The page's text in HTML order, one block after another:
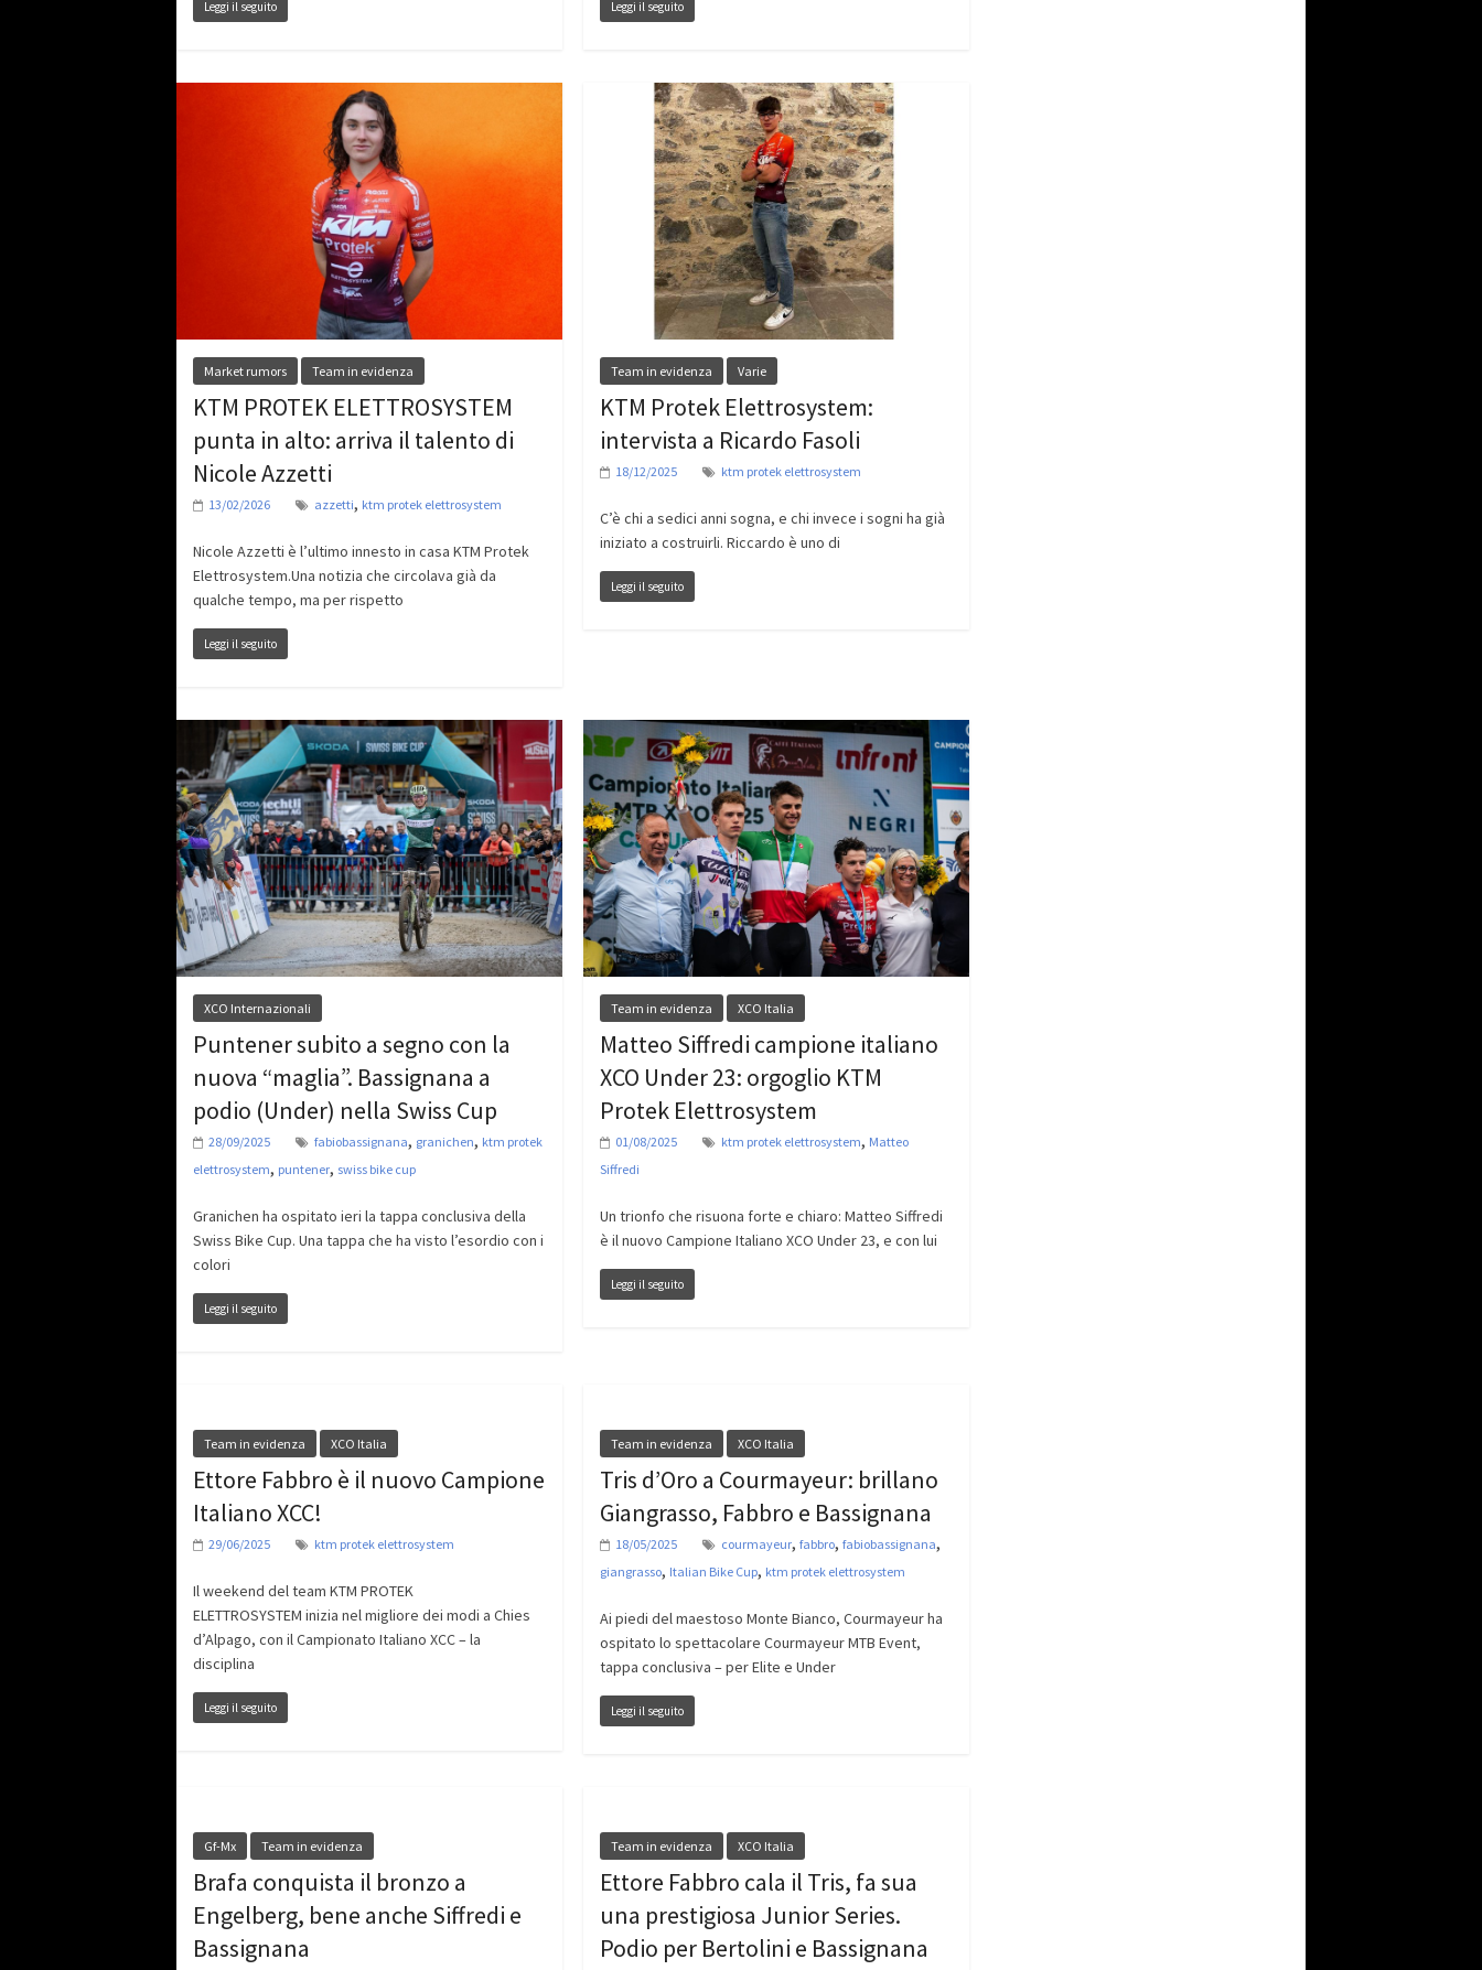
Leggi il seguito Leggi il seguito
Market rumors Team in evidenza
KTM PROTEK ELETTROSYSTEM
punta in alto: arriva il talento di
Nicole Azzetti
13/02/2026 azzetti, ktm protek elettrosystem
Nicole Azzetti è l’ultimo innesto in casa KTM Protek
Elettrosystem.Una notizia che circolava già da
qualche tempo, ma per rispetto
Leggi il seguito
Team in evidenza Varie
KTM Protek Elettrosystem:
intervista a Ricardo Fasoli
18/12/2025 ktm protek elettrosystem
C’è chi a sedici anni sogna, e chi invece i sogni ha già
iniziato a costruirli. Riccardo è uno di
Leggi il seguito
XCO Internazionali
Puntener subito a segno con la
nuova “maglia”. Bassignana a
podio (Under) nella Swiss Cup
28/09/2025 fabiobassignana, granichen, ktm protek
elettrosystem, puntener, swiss bike cup
Granichen ha ospitato ieri la tappa conclusiva della
Swiss Bike Cup. Una tappa che ha visto l’esordio con i
colori
Leggi il seguito
Team in evidenza XCO Italia
Matteo Siffredi campione italiano
XCO Under 23: orgoglio KTM
Protek Elettrosystem
01/08/2025 ktm protek elettrosystem, Matteo
Siffredi
Un trionfo che risuona forte e chiaro: Matteo Siffredi
è il nuovo Campione Italiano XCO Under 23, e con lui
Leggi il seguito
Team in evidenza XCO Italia
Ettore Fabbro è il nuovo Campione
Italiano XCC!
29/06/2025 ktm protek elettrosystem
Il weekend del team KTM PROTEK
ELETTROSYSTEM inizia nel migliore dei modi a Chies
d’Alpago, con il Campionato Italiano XCC – la
disciplina
Leggi il seguito
Team in evidenza XCO Italia
Tris d’Oro a Courmayeur: brillano
Giangrasso, Fabbro e Bassignana
18/05/2025 courmayeur, fabbro, fabiobassignana,
giangrasso, Italian Bike Cup, ktm protek elettrosystem
Ai piedi del maestoso Monte Bianco, Courmayeur ha
ospitato lo spettacolare Courmayeur MTB Event,
tappa conclusiva – per Elite e Under
Leggi il seguito
Gf-Mx Team in evidenza
Brafa conquista il bronzo a
Engelberg, bene anche Siffredi e
Bassignana
Team in evidenza XCO Italia
Ettore Fabbro cala il Tris, fa sua
una prestigiosa Junior Series.
Podio per Bertolini e Bassignana